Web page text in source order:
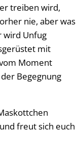
treiben wird,
nie, aber was
wird Unfug
mit
Moment
Begegnung
freut sich euch